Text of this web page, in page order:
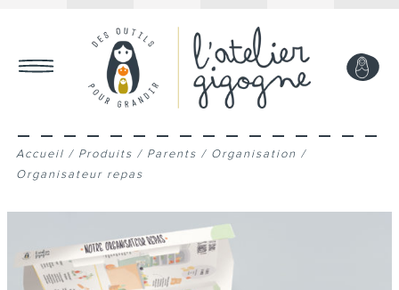
Accueil / Produits / Parents / Organisation /
Organisateur repas